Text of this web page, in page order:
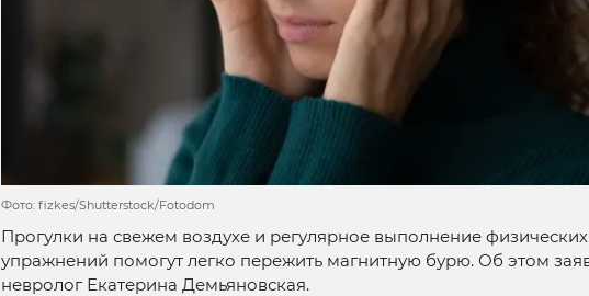
Фото: fizkes/Shutterstock/Fotodom
Прогулки на свежем воздухе и регулярное выполнение физических
упражнений помогут легко пережить магнитную бурю. Об этом
невролог Екатерина Демьяновская.